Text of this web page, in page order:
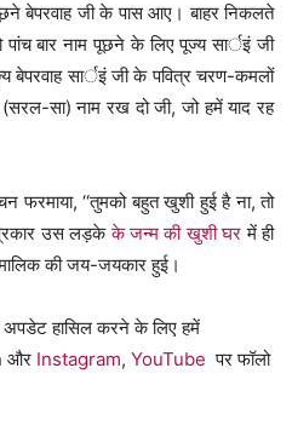
बेपरवाह जी के पास आए। बाहर निकलते
पांच बार नाम पूछने के लिए पूज्य सार्इं जी
बेपरवाह सार्इं जी के पवित्र चरण-कमलों
सा) नाम रख दो जी, जो हमें याद रह
‘‘तुमको बहुत खुशी हुई है ना, तो
प्रकार उस लड़केके जन्म की खुशी घर में ही
की जय-जयकार हुई।
अपडेट हासिल करने के लिए हमें
और Instagram, YouTube पर फॉलो